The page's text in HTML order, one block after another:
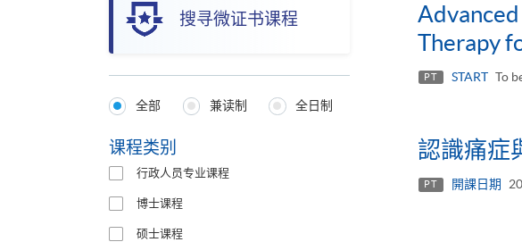
搜寻微证书课程
Programmes
Type
全部 兼读制 全日制
课程类别
行政人员专业课程
博士课程
硕士课程
Therapy
PT START To
認識痛症
PT 開課日期